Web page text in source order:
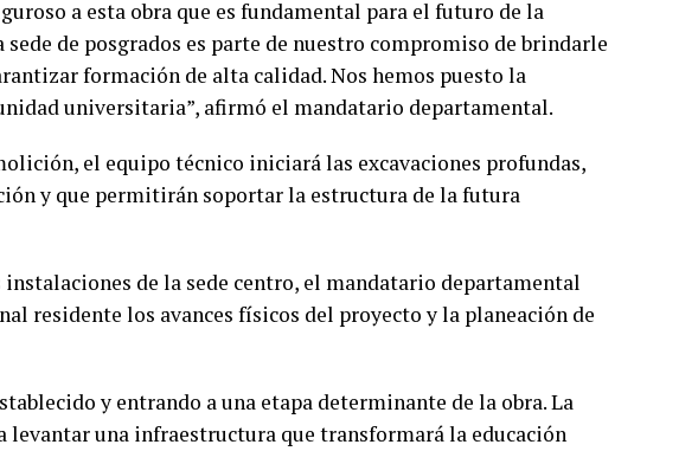
a esta obra que es fundamental para el futuro de la
de posgrados es parte de nuestro compromiso de brindarle
formación de alta calidad. Nos hemos puesto la
universitaria”, afirmó el mandatario departamental.
el equipo técnico iniciará las excavaciones profundas,
y que permitirán soportar la estructura de la futura
de la sede centro, el mandatario departamental
residente los avances físicos del proyecto y la planeación de
y entrando a una etapa determinante de la obra. La
levantar una infraestructura que transformará la educación